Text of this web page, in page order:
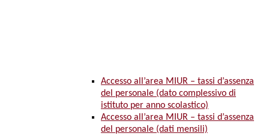
Accesso all’area MIUR – tassi d’assenza
del personale (dato complessivo di
istituto per anno scolastico)
Accesso all’area MIUR – tassi d’assenza
del personale (dati mensili)